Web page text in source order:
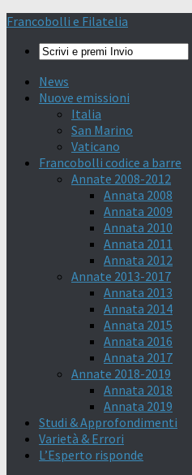
Francobolli e Filatelia
News
Nuove emissioni
Italia
San Marino
Vaticano
Francobolli codice a barre
Annate 2008-2012
Annata 2008
Annata 2009
Annata 2010
Annata 2011
Annata 2012
Annate 2013-2017
Annata 2013
Annata 2014
Annata 2015
Annata 2016
Annata 2017
Annate 2018-2019
Annata 2018
Annata 2019
Studi & Approfondimenti
Varietà & Errori
L’Esperto risponde